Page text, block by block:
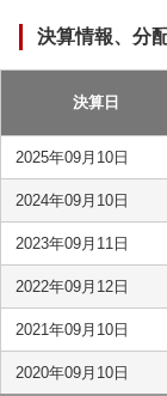
決算情報、分
決算日
2025年09月10日
2024年09月10日
2023年09月11日
2022年09月12日
2021年09月10日
2020年09月10日